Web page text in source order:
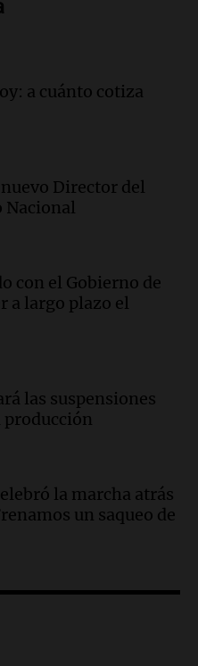
de tormenta
en Córdoba por
de hasta 90
74 años grave tras
un camión en San
sobre el
Paredes en la
Adolescencia
el caso González
sobre el impacto
que revoluciona la
a cuánto cotiza
Director del
Nacional
con el Gobierno de
a largo plazo el
las suspensiones
producción
la marcha atrás
un saqueo de